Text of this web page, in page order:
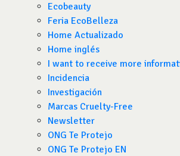
Ecobeauty
Feria EcoBelleza
Home Actualizado
Home inglés
I want to receive more
Incidencia
Investigación
Marcas Cruelty-Free
Newsletter
ONG Te Protejo
ONG Te Protejo EN